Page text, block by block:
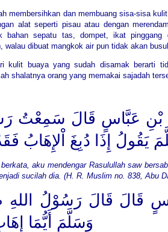
membersihkan dan membuang sisa-sisa
alat seperti pisau atau dengan
bahan sepatu tas, dompet, ikat pinggang
walau dibuat mangkok air pun tidak akan
kulit buaya yang sudah disamak berarti
shalatnya orang yang memakai sajadah
بْنِ عَبَّاسٍ قَالَ سَمِعْتُ
يَقُولُ إِذَا دُبِغَ اْلإِهَابُ
aku mendengar Rasulullah saw
sucilah dia. (H. R. Muslim no. 838, Abu
قَالَ قَالَ رَسُوْلُ اللهِ
وَسَلَّمَ أَيُّمَا